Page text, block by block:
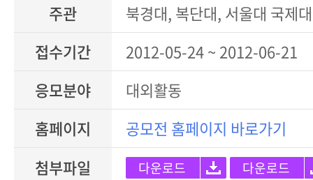
주관
북경대, 복단대, 서울대 국제
접수기간
2012-05-24 ~ 2012-06-21
응모분야
대외활동
홈페이지
공모전 홈페이지 바로가기
첨부파일
다운로드 다운로드